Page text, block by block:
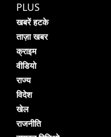
PLUS
खबरें हटके
ताज़ा खबर
क्राइम
वीडियो
राज्य
विदेश
खेल
राजनीति